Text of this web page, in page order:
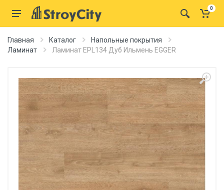
0
Главная Каталог
Напольные покрытия
Ламинат
Ламинат EPL134 Дуб Ильмень EGGER